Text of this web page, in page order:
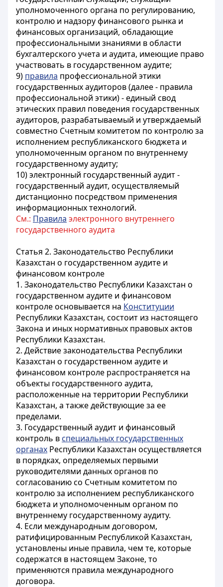
уполномоченного органа по регулированию,
контролю и надзору финансового рынка и
финансовых организаций, обладающие
профессиональными знаниями в области
бухгалтерского учета и аудита, имеющие право
участвовать в государственном аудите;
9) правила профессиональной этики
государственных аудиторов (далее - правила
профессиональной этики) - единый свод
этических правил поведения государственных
аудиторов, разрабатываемый и утверждаемый
совместно Счетным комитетом по контролю за
исполнением республиканского бюджета и
уполномоченным органом по внутреннему
государственному аудиту;
10) электронный государственный аудит -
государственный аудит, осуществляемый
дистанционно посредством применения
информационных технологий.
См.: Правила электронного внутреннего
государственного аудита
Статья 2. Законодательство Республики
Казахстан о государственном аудите и
финансовом контроле
1. Законодательство Республики Казахстан о
государственном аудите и финансовом
контроле основывается на Конституции
Республики Казахстан, состоит из настоящего
Закона и иных нормативных правовых актов
Республики Казахстан.
2. Действие законодательства Республики
Казахстан о государственном аудите и
финансовом контроле распространяется на
объекты государственного аудита,
расположенные на территории Республики
Казахстан, а также действующие за ее
пределами.
3. Государственный аудит и финансовый
контроль в специальных государственных
органах Республики Казахстан осуществляется
в порядках, определяемых первыми
руководителями данных органов по
согласованию со Счетным комитетом по
контролю за исполнением республиканского
бюджета и уполномоченным органом по
внутреннему государственному аудиту.
4. Если международным договором,
ратифицированным Республикой Казахстан,
установлены иные правила, чем те, которые
содержатся в настоящем Законе, то
применяются правила международного
договора.